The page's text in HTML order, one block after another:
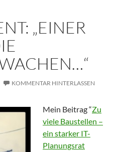
„EINER
KOMMENTAR HINTERLASSEN
Mein Beitrag “Zu
viele Baustellen –
ein starker IT-
Planungsrat